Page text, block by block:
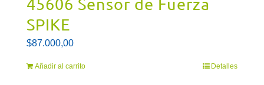
45606 Sensor de Fuerza
SPIKE
$87.000,00
Añadir al carrito Detalles